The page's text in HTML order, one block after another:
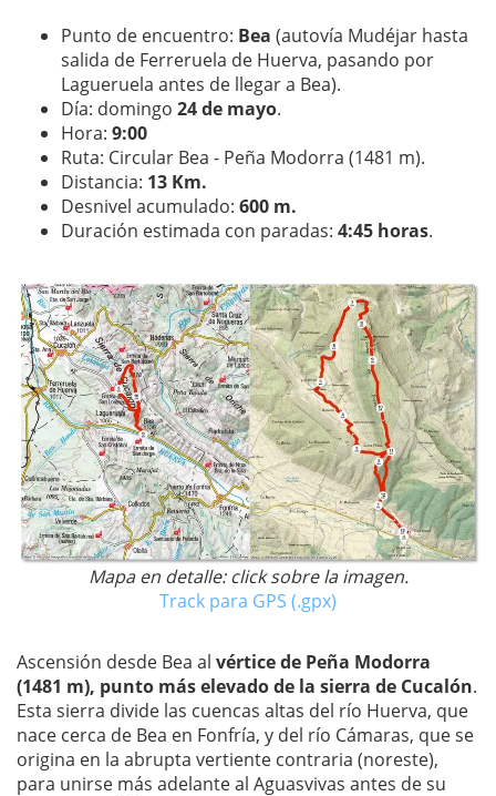
Punto de encuentro: Bea (autovía Mudéjar hasta
salida de Ferreruela de Huerva, pasando por
Lagueruela antes de llegar a Bea).
Día: domingo 24 de mayo.
Hora: 9:00
Ruta: Circular Bea - Peña Modorra (1481 m).
Distancia: 13 Km.
Desnivel acumulado: 600 m.
Duración estimada con paradas: 4:45 horas.
Mapa en detalle: click sobre la imagen.
Track para GPS (.gpx)
Ascensión desde Bea al vértice de Peña Modorra
(1481 m), punto más elevado de la sierra de Cucalón.
Esta sierra divide las cuencas altas del río Huerva, que
nace cerca de Bea en Fonfría, y del río Cámaras, que se
origina en la abrupta vertiente contraria (noreste),
para unirse más adelante al Aguasvivas antes de su